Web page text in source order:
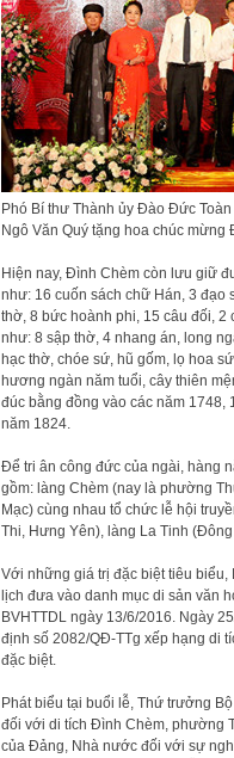
Phó Bí thư Thành ủy Đào Đức
Ngô Văn Quý tặng hoa chúc
Hiện nay, Đình Chèm còn lưu giữ
như: 16 cuốn sách chữ Hán, 3 đạo
thờ, 8 bức hoành phi, 15 câu đối, 2
như: 8 sập thờ, 4 nhang án, long
hạc thờ, chóe sứ, hũ gốm, lọ hoa
hương ngàn năm tuổi, cây thiên
đúc bằng đồng vào các năm 1748,
năm 1824.
Để tri ân công đức của ngài, hàng
gồm: làng Chèm (nay là phường
Mạc) cùng nhau tổ chức lễ hội
Thi, Hưng Yên), làng La Tinh
Với những giá trị đặc biệt tiêu
lịch đưa vào danh mục di sản văn
BVHTTDL ngày 13/6/2016. Ngày
định số 2082/QĐ-TTg xếp hạng di
đặc biệt.
Phát biểu tại buổi lễ, Thứ trưởng
đối với di tích Đình Chèm, phường
của Đảng, Nhà nước đối với sự